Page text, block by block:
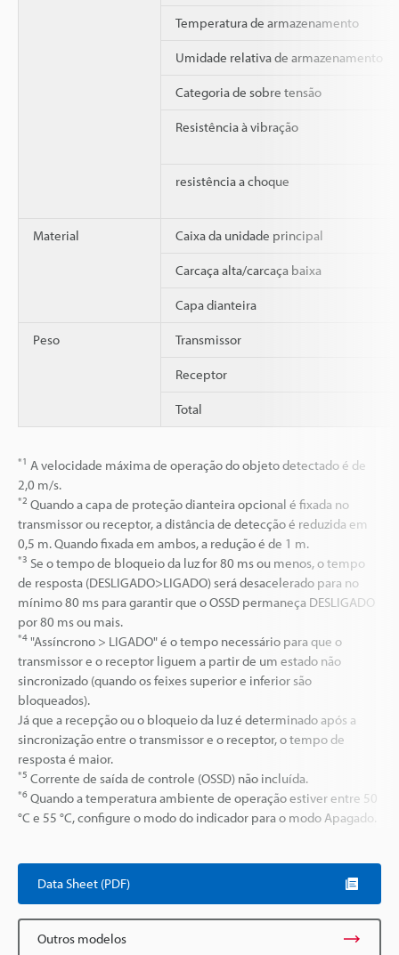
Temperatura de armazenamento
Umidade relativa de armazenamento
Categoria de sobre tensão
Resistência à vibração
resistência a choque
Material Caixa da unidade principal
Carcaça alta/carcaça baixa
Capa dianteira
Peso Transmissor
Receptor
Total
*1 A velocidade máxima de operação do objeto detectado é de
2,0 m/s.
*2 Quando a capa de proteção dianteira opcional é fixada no
transmissor ou receptor, a distância de detecção é reduzida em
0,5 m. Quando fixada em ambos, a redução é de 1 m.
*3 Se o tempo de bloqueio da luz for 80 ms ou menos, o tempo
de resposta (DESLIGADO>LIGADO) será desacelerado para no
mínimo 80 ms para garantir que o OSSD permaneça DESLIGADO
por 80 ms ou mais.
*4 "Assíncrono > LIGADO" é o tempo necessário para que o
transmissor e o receptor liguem a partir de um estado não
sincronizado (quando os feixes superior e inferior são
bloqueados).
Já que a recepção ou o bloqueio da luz é determinado após a
sincronização entre o transmissor e o receptor, o tempo de
resposta é maior.
*5 Corrente de saída de controle (OSSD) não incluída.
*6 Quando a temperatura ambiente de operação estiver entre 50
°C e 55 °C, configure o modo do indicador para o modo Apagado.
Data Sheet (PDF)
Outros modelos